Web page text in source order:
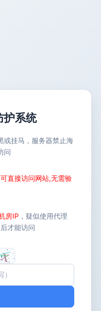
护系统
或挂马，服务器禁止海
问
直接访问网站,无需验
房IP ，疑似使用代理
才能访问